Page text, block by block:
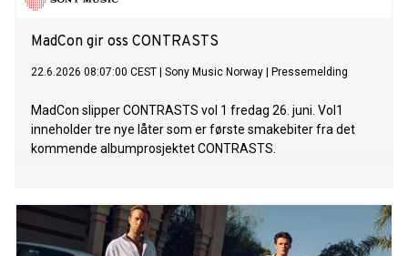
MadCon gir oss CONTRASTS
22.6.2026 08:07:00 CEST Sony Music Norway Pressemelding
MadCon slipper CONTRASTS vol 1 fredag 26. juni. Vol1
inneholder tre nye låter som er første smakebiter fra det
kommende albumprosjektet CONTRASTS.